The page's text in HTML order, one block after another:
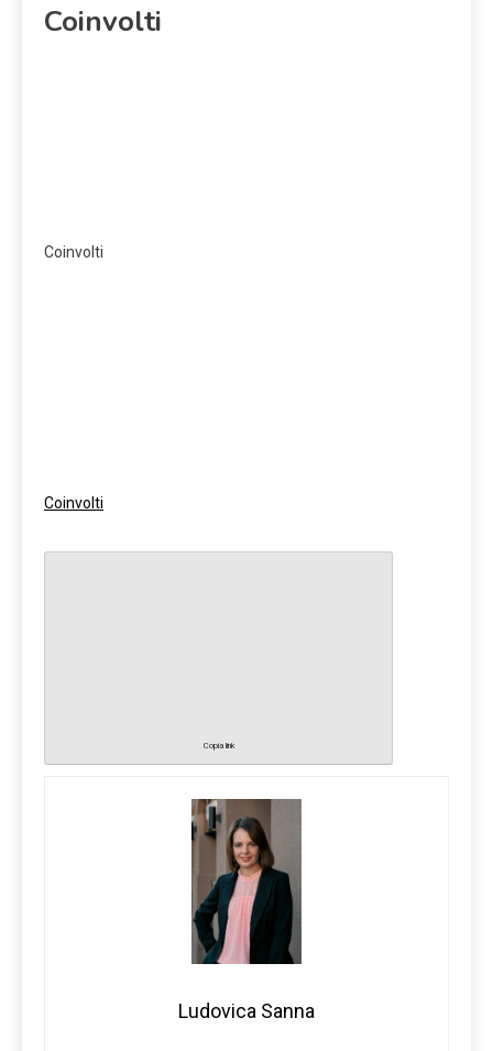
Coinvolti
Coinvolti
Coinvolti
Copia link
Ludovica Sanna